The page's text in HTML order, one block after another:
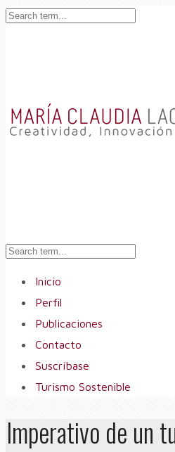
Inicio
Perfil
Publicaciones
Contacto
Suscríbase
Turismo Sostenible
Imperativo de un